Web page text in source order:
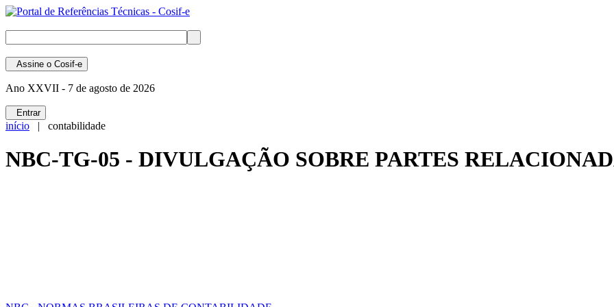
Assine o Cosif-e
Ano XXVII - 7 de agosto de 2026
Entrar
início | contabilidade
NBC-TG-05 - DIVULGAÇÃO SOBRE PARTES